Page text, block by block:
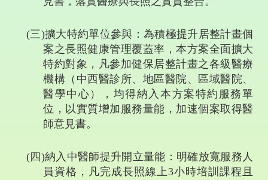
(三)擴大特約單位參與：為積極提升居整計畫個
案之長照健康管理覆蓋率，本方案全面擴大
特約對象，凡參加健保居整計畫之各級醫療
機構（中西醫診所、地區醫院、區域醫院、
醫學中心），均得納入本方案特約服務單
位，以實質增加服務量能，加速個案取得醫
師意見書。
(四 )納入中醫師提升開立量能：明確放寬服務人
員資格，凡完成長照線上3小時培訓課程且